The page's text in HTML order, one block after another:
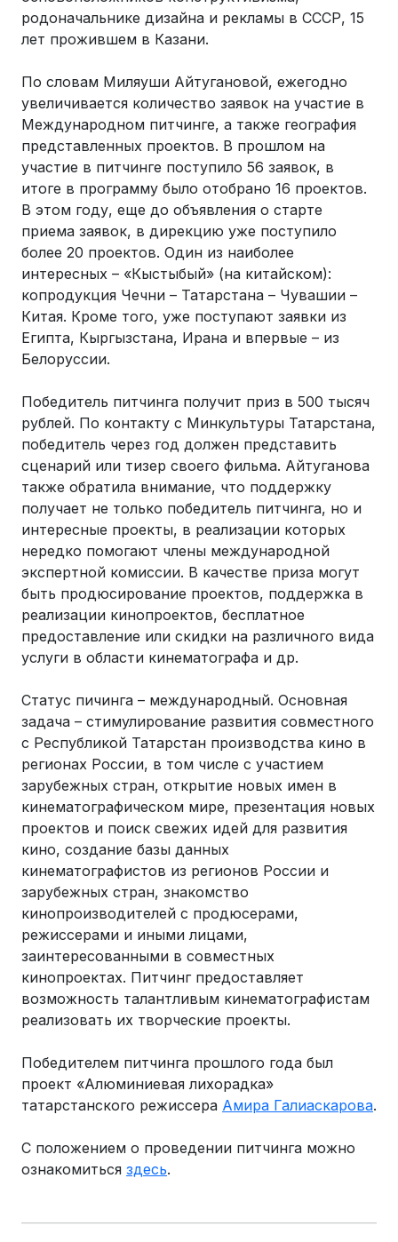
родоначальнике дизайна и рекламы в СССР, 15
лет прожившем в Казани.
По словам Миляуши Айтугановой, ежегодно
увеличивается количество заявок на участие в
Международном питчинге, а также география
представленных проектов. В прошлом на
участие в питчинге поступило 56 заявок, в
итоге в программу было отобрано 16 проектов.
В этом году, еще до объявления о старте
приема заявок, в дирекцию уже поступило
более 20 проектов. Один из наиболее
интересных – «Кыстыбый» (на китайском):
копродукция Чечни – Татарстана – Чувашии –
Китая. Кроме того, уже поступают заявки из
Египта, Кыргызстана, Ирана и впервые – из
Белоруссии.
Победитель питчинга получит приз в 500 тысяч
рублей. По контакту с Минкультуры Татарстана,
победитель через год должен представить
сценарий или тизер своего фильма. Айтуганова
также обратила внимание, что поддержку
получает не только победитель питчинга, но и
интересные проекты, в реализации которых
нередко помогают члены международной
экспертной комиссии. В качестве приза могут
быть продюсирование проектов, поддержка в
реализации кинопроектов, бесплатное
предоставление или скидки на различного вида
услуги в области кинематографа и др.
Статус пичинга – международный. Основная
задача – стимулирование развития совместного
с Республикой Татарстан производства кино в
регионах России, в том числе с участием
зарубежных стран, открытие новых имен в
кинематографическом мире, презентация новых
проектов и поиск свежих идей для развития
кино, создание базы данных
кинематографистов из регионов России и
зарубежных стран, знакомство
кинопроизводителей с продюсерами,
режиссерами и иными лицами,
заинтересованными в совместных
кинопроектах. Питчинг предоставляет
возможность талантливым кинематографистам
реализовать их творческие проекты.
Победителем питчинга прошлого года был
проект «Алюминиевая лихорадка»
татарстанского режиссера Амира Галиаскарова.
С положением о проведении питчинга можно
ознакомиться здесь.